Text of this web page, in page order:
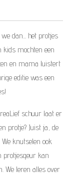
dan... het protjes
kids mochten een
en mama luistert
editie was een
schuur laat er
protje? Juist ja, de
knutselen ook
protjesgeur kan
We leren alles over